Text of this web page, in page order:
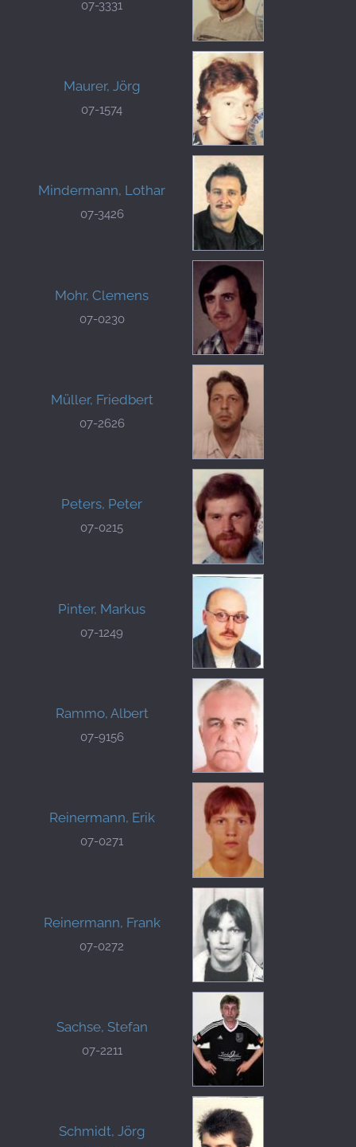
07-3331
Maurer, Jörg
07-1574
Mindermann, Lothar
07-3426
Mohr, Clemens
07-0230
Müller, Friedbert
07-2626
Peters, Peter
07-0215
Pinter, Markus
07-1249
Rammo, Albert
07-9156
Reinermann, Erik
07-0271
Reinermann, Frank
07-0272
Sachse, Stefan
07-2211
Schmidt, Jörg